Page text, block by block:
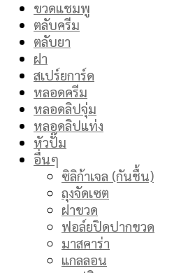
ขวดแชมพู
ตลับครีม
ตลับยา
ฝา
สเปร์ยการ์ด
หลอดครีม
หลอดลิปจุ่ม
หลอดลิปแท่ง
หัวปั๊ม
อื่นๆ
ซิลิก้าเจล (กันชื้น)
ถุงจัดเซต
ฝาขวด
ฟอล์ยปิดปากขวด
มาสคาร่า
แกลลอน